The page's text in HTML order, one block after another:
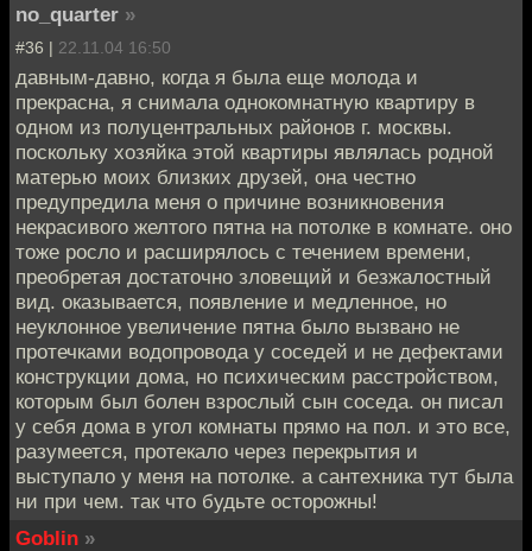
no_quarter »
#36 | 22.11.04 16:50
давным-давно, когда я была еще молода и
прекрасна, я снимала однокомнатную квартиру в
одном из полуцентральных районов г. москвы.
поскольку хозяйка этой квартиры являлась родной
матерью моих близких друзей, она честно
предупредила меня о причине возникновения
некрасивого желтого пятна на потолке в комнате. оно
тоже росло и расширялось с течением времени,
преобретая достаточно зловещий и безжалостный
вид. оказывается, появление и медленное, но
неуклонное увеличение пятна было вызвано не
протечками водопровода у соседей и не дефектами
конструкции дома, но психическим расстройством,
которым был болен взрослый сын соседа. он писал
у себя дома в угол комнаты прямо на пол. и это все,
разумеется, протекало через перекрытия и
выступало у меня на потолке. а сантехника тут была
ни при чем. так что будьте осторожны!
Goblin »